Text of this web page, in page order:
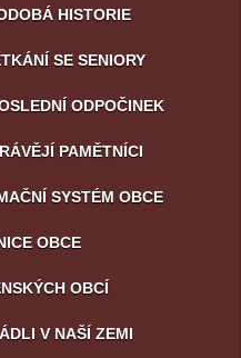
HISTORIE
SE SENIORY
ODPOČINEK
PAMĚTNÍCI
SYSTÉM OBCE
OBCE
OBCÍ
V NAŠÍ ZEMI